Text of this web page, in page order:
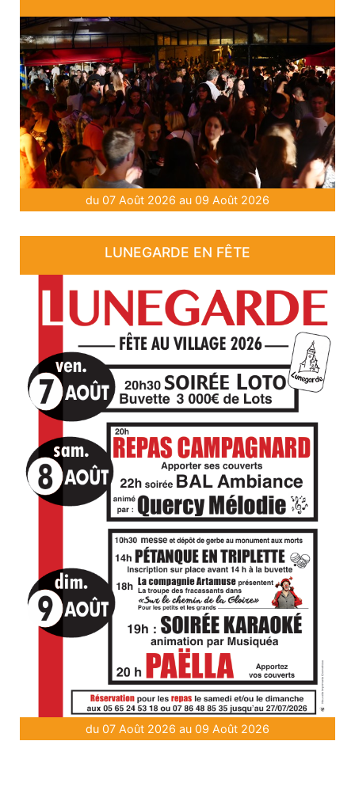
du 07 Août 2026 au 09 Août 2026
LUNEGARDE EN FÊTE
du 07 Août 2026 au 09 Août 2026